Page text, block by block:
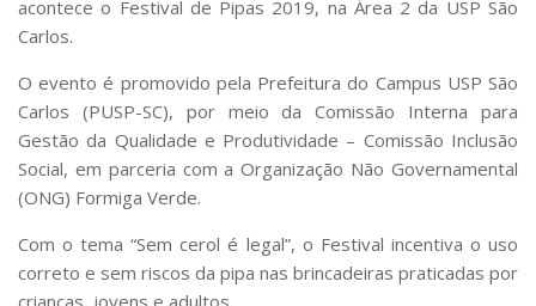
Serviços
Bibliotecas
Apoio ao Estudante
Segurança, Trânsito e Prevenção
RH, Administrativo e Financeiro
Outros serviços
Comunicação
Aplicativos e Sites
Jornal da USP
Agenda de Eventos
acontece o Festival de Pipas 2019, na Área 2 da USP São
Carlos.
O evento é promovido pela Prefeitura do Campus USP São
Carlos (PUSP-SC), por meio da Comissão Interna para
Gestão da Qualidade e Produtividade – Comissão Inclusão
Social, em parceria com a Organização Não Governamental
(ONG) Formiga Verde.
Com o tema “Sem cerol é legal”, o Festival incentiva o uso
correto e sem riscos da pipa nas brincadeiras praticadas por